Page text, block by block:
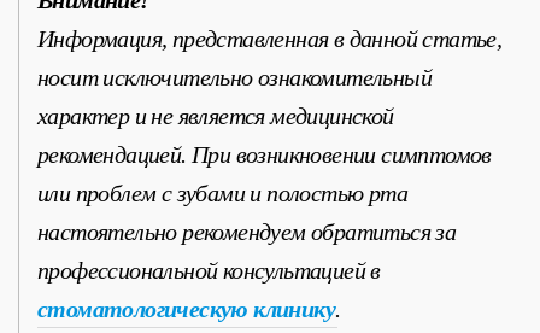
Информация, представленная в данной статье,
носит исключительно ознакомительный
характер и не является медицинской
рекомендацией. При возникновении симптомов
или проблем с зубами и полостью рта
настоятельно рекомендуем обратиться за
профессиональной консультацией в
стоматологическую клинику.